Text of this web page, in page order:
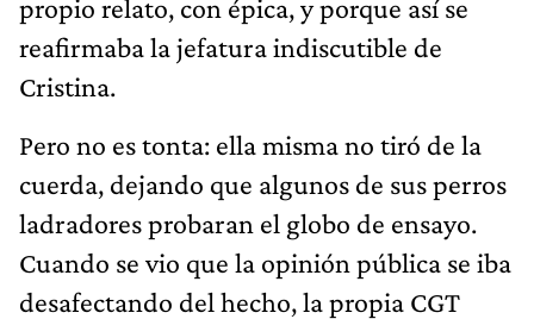
propio relato, con épica, y porque así se
reafirmaba la jefatura indiscutible de
Cristina.
Pero no es tonta: ella misma no tiró de la
cuerda, dejando que algunos de sus perros
ladradores probaran el globo de ensayo.
Cuando se vio que la opinión pública se iba
desafectando del hecho, la propia CGT